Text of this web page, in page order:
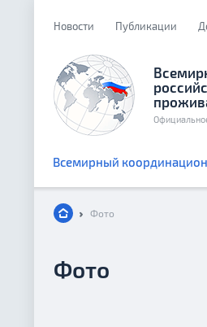
Новости Публикации
Всемирный
Фото
Фото